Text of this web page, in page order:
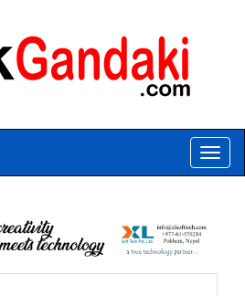
Toggle